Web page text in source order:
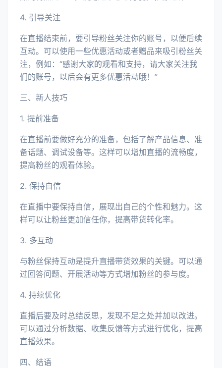
4. 引导关注
在直播结束前，要引导粉丝关注你的账号，以便后续
互动。可以使用一些优惠活动或者赠品来吸引粉丝关
注，例如：“感谢大家的观看和支持，请大家关注我
们的账号，以后会有更多优惠活动哦！”
三、新人技巧
1. 提前准备
在直播前要做好充分的准备，包括了解产品信息、准
备话题、调试设备等。这样可以增加直播的流畅度，
提高粉丝的观看体验。
2. 保持自信
在直播中要保持自信，展现出自己的个性和魅力。这
样可以让粉丝更加信任你，提高带货转化率。
3. 多互动
与粉丝保持互动是提升直播带货效果的关键。可以通
过回答问题、开展活动等方式增加粉丝的参与度。
4. 持续优化
直播后要及时总结反思，发现不足之处并加以改进。
可以通过分析数据、收集反馈等方式进行优化，提高
直播效果。
四、结语